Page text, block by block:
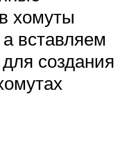
хомуты
вставляем
создания